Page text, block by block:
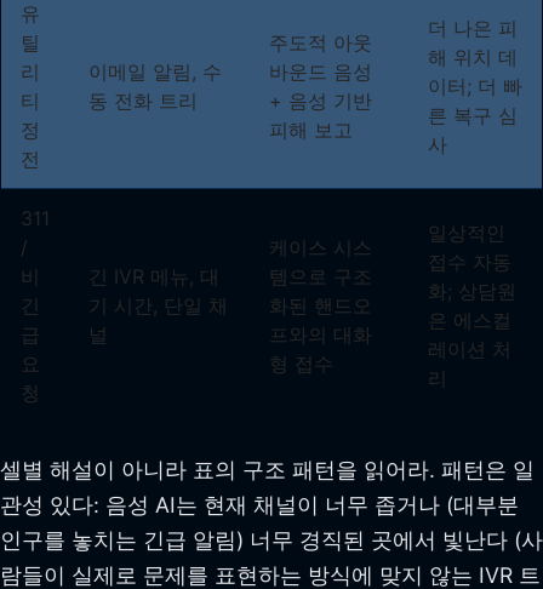
유
틸
리
티
정
전
이메일 알림, 수
동 전화 트리
주도적 아웃
바운드 음성
+ 음성 기반
피해 보고
더 나은 피
해 위치 데
이터; 더 빠
른 복구 심
사
311
/
비
긴
급
요
청
긴 IVR 메뉴, 대
기 시간, 단일 채
널
케이스 시스
템으로 구조
화된 핸드오
프와의 대화
형 접수
일상적인
접수 자동
화; 상담원
은 에스컬
레이션 처
리
셀별 해설이 아니라 표의 구조 패턴을 읽어라. 패턴은 일
관성 있다: 음성 AI는 현재 채널이 너무 좁거나 (대부분
인구를 놓치는 긴급 알림) 너무 경직된 곳에서 빛난다 (사
람들이 실제로 문제를 표현하는 방식에 맞지 않는 IVR 트